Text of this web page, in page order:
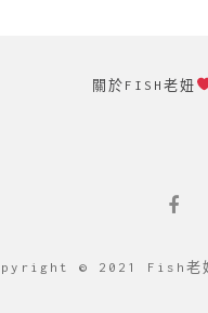
關於FISH老妞
© 2021 Fish老